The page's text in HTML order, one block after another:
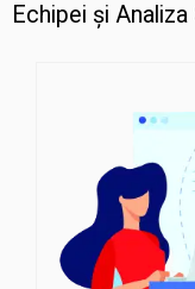
Echipei și